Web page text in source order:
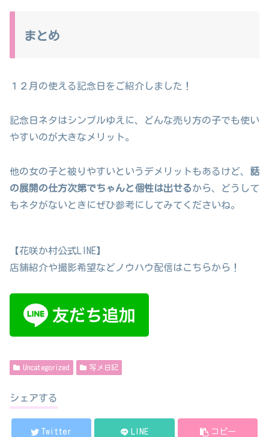
まとめ
１２月の使える記念日をご紹介しました！
記念日ネタはシンプルゆえに、どんな売り方の子でも使い
やすいのが大きなメリット。
他の女の子と被りやすいというデメリットもあるけど、 話
の展開の仕方次第でちゃんと個性は出せるから、どうして
もネタがないときにぜひ参考にしてみてくださいね。
【花咲か村公式LINE】
店舗紹介や撮影希望などノウハウ配信はこちらから！
Uncategorized 写メ日記
シェアする
Twitter LINE コピー